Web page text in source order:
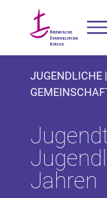
JUGENDLICHE
Jahren